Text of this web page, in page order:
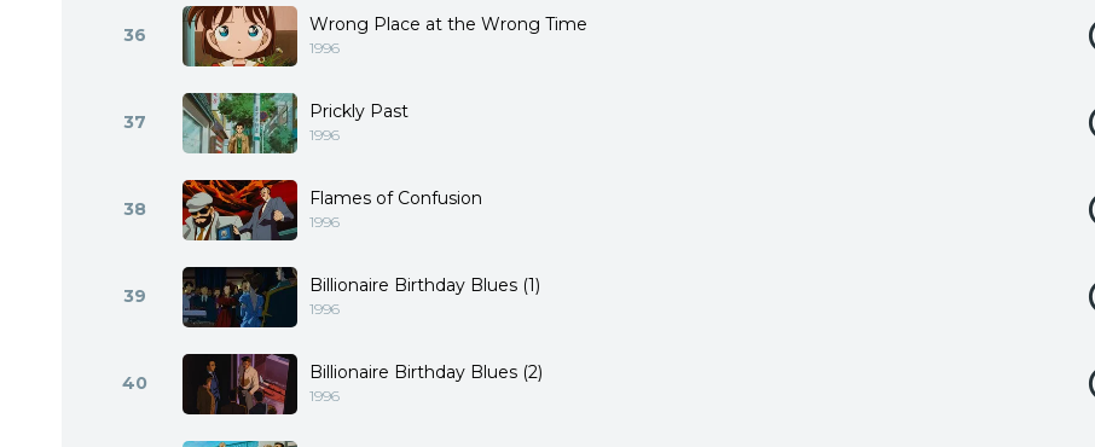
36 Wrong Place at the Wrong Time
1996
37 Prickly Past
1996
38 Flames of Confusion
1996
39 Billionaire Birthday Blues (1)
1996
40 Billionaire Birthday Blues (2)
1996